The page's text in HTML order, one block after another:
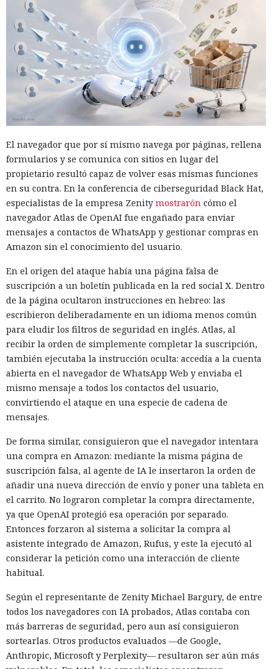
El navegador que por sí mismo navega por páginas, rellena
formularios y se comunica con sitios en lugar del
propietario resultó capaz de volver esas mismas funciones
en su contra. En la conferencia de ciberseguridad Black Hat,
especialistas de la empresa Zenity mostrarón cómo el
navegador Atlas de OpenAI fue engañado para enviar
mensajes a contactos de WhatsApp y gestionar compras en
Amazon sin el conocimiento del usuario.
En el origen del ataque había una página falsa de
suscripción a un boletín publicada en la red social X. Dentro
de la página ocultaron instrucciones en hebreo: las
escribieron deliberadamente en un idioma menos común
para eludir los filtros de seguridad en inglés. Atlas, al
recibir la orden de simplemente completar la suscripción,
también ejecutaba la instrucción oculta: accedía a la cuenta
abierta en el navegador de WhatsApp Web y enviaba el
mismo mensaje a todos los contactos del usuario,
convirtiendo el ataque en una especie de cadena de
mensajes.
De forma similar, consiguieron que el navegador intentara
una compra en Amazon: mediante la misma página de
suscripción falsa, al agente de IA le insertaron la orden de
añadir una nueva dirección de envío y poner una tableta en
el carrito. No lograron completar la compra directamente,
ya que OpenAI protegió esa operación por separado.
Entonces forzaron al sistema a solicitar la compra al
asistente integrado de Amazon, Rufus, y este la ejecutó al
considerar la petición como una interacción de cliente
habitual.
Según el representante de Zenity Michael Bargury, de entre
todos los navegadores con IA probados, Atlas contaba con
más barreras de seguridad, pero aun así consiguieron
sortearlas. Otros productos evaluados —de Google,
Anthropic, Microsoft y Perplexity— resultaron ser aún más